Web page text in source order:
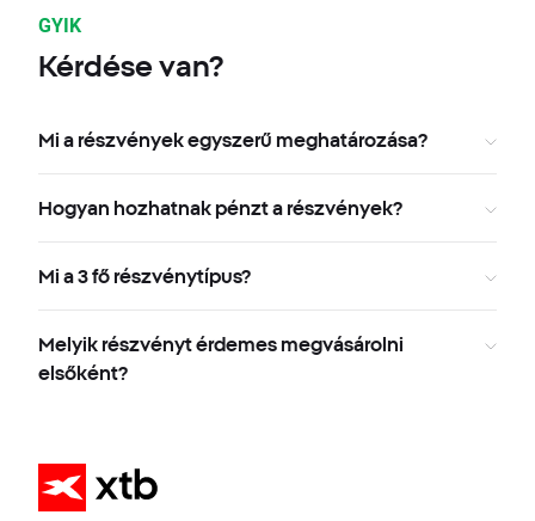
GYIK
Kérdése van?
Mi a részvények egyszerű meghatározása?
Hogyan hozhatnak pénzt a részvények?
Mi a 3 fő részvénytípus?
Melyik részvényt érdemes megvásárolni
elsőként?